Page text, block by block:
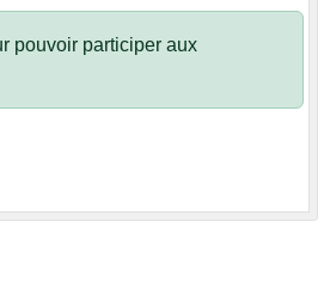
pouvoir participer aux